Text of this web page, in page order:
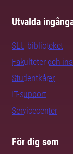
Utvalda
SLU-biblioteket
Fakulteter och
Studentkårer
IT-support
Servicecenter
För dig som